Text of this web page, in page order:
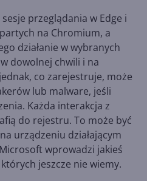
przeglądania w Edge i
na Chromium, a
działanie w wybranych
dowolnej chwili i na
co zarejestruje, może
lub malware, jeśli
Każda interakcja z
do rejestru. To może być
urządzeniu działającym
wprowadzi jakieś
jeszcze nie wiemy.